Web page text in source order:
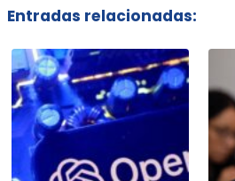
Entradas relacionadas: